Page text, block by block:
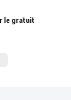
le gratuit